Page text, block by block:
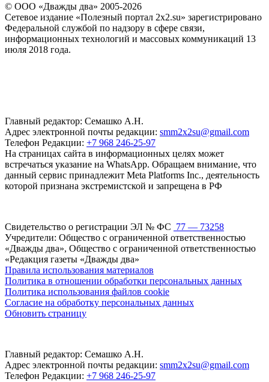
© ООО «Дважды два» 2005-2026
Сетевое издание «Полезный портал 2x2.su» зарегистрировано
Федеральной службой по надзору в сфере связи,
информационных технологий и массовых коммуникаций 13
июля 2018 года.
Главный редактор: Семашко А.Н.
Адрес электронной почты редакции: smm2x2su@gmail.com
Телефон Редакции: +7 968 246-25-97
На страницах сайта в информационных целях может
встречаться указание на WhatsApp. Обращаем внимание, что
данный сервис принадлежит Meta Platforms Inc., деятельность
которой признана экстремистской и запрещена в РФ
Свидетельство о регистрации ЭЛ № ФС 77 — 73258
Учредители: Общество с ограниченной ответственностью
«Дважды два», Общество с ограниченной ответственностью
«Редакция газеты «Дважды два»
Правила использования материалов
Политика в отношении обработки персональных данных
Политика использования файлов cookie
Согласие на обработку персональных данных
Обновить страницу
Главный редактор: Семашко А.Н.
Адрес электронной почты редакции: smm2x2su@gmail.com
Телефон Редакции: +7 968 246-25-97